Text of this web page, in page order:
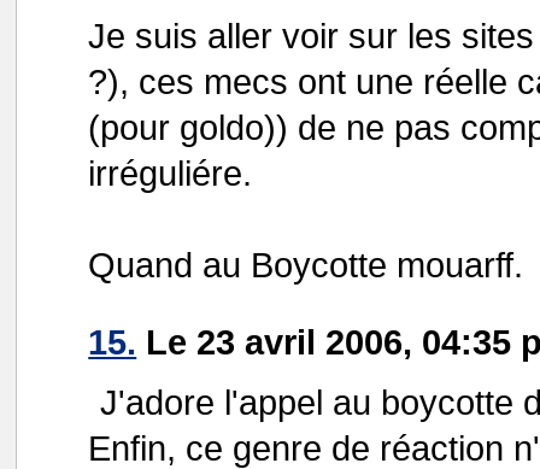
Je suis aller voir sur les
?), ces mecs ont une réelle
(pour goldo)) de ne pas
irréguliére.
Quand au Boycotte mouarff.
15. Le 23 avril 2006, 04:35
J'adore l'appel au boycotte
Enfin, ce genre de réaction